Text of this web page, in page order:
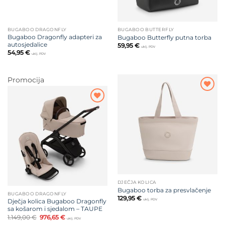
BUGABOO DRAGONFLY
Bugaboo Dragonfly adapteri za
autosjedalice
54,95 € uklj. PDV
BUGABOO BUTTERFLY
Bugaboo Butterfly putna torba
59,95 € uklj. PDV
Promocija
Dodajte
na listu
BUGABOO DRAGONFLY
Dječja kolica Bugaboo Dragonfly
sa košarom i sjedalom – TAUPE
1.149,00€ Izvorna
cijena
976,65€Trenutna
cijena
uklj. PDV
DJEČJA KOLICA
Bugaboo torba za presvlačenje
129,95 € uklj. PDV